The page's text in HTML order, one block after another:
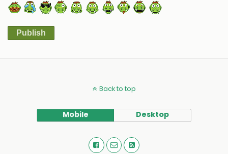
Publish
Back to top
Mobile Desktop